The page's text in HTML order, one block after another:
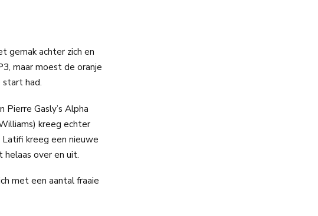
gemak achter zich en
maar moest de oranje
had.
Pierre Gasly’s Alpha
kreeg echter
kreeg een nieuwe
helaas over en uit.
met een aantal fraaie